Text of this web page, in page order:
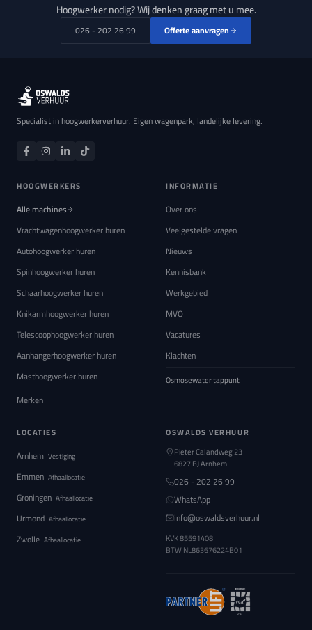
Hoogwerker nodig? Wij denken graag met u mee.
026 - 202 26 99 Offerte aanvragen
Specialist in hoogwerkerverhuur. Eigen wagenpark, landelijke levering.
HOOGWERKERS
Alle machines
Vrachtwagenhoogwerker huren
Autohoogwerker huren
Spinhoogwerker huren
Schaarhoogwerker huren
Knikarmhoogwerker huren
Telescoophoogwerker huren
Aanhangerhoogwerker huren
Masthoogwerker huren
Merken
INFORMATIE
Over ons
Veelgestelde vragen
Nieuws
Kennisbank
Werkgebied
MVO
Vacatures
Klachten
Osmosewater tappunt
LOCATIES
Arnhem Vestiging
Emmen Afhaallocatie
Groningen Afhaallocatie
Urmond Afhaallocatie
Zwolle Afhaallocatie
OSWALDS VERHUUR
Pieter Calandweg 23
6827 BJ Arnhem
026 - 202 26 99
WhatsApp
info@oswaldsverhuur.nl
KVK 85591408
BTW NL863676224B01